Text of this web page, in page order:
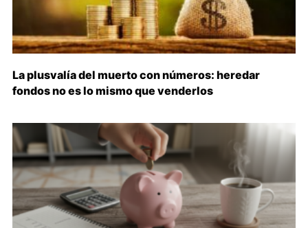
La plusvalía del muerto con números: heredar
fondos no es lo mismo que venderlos